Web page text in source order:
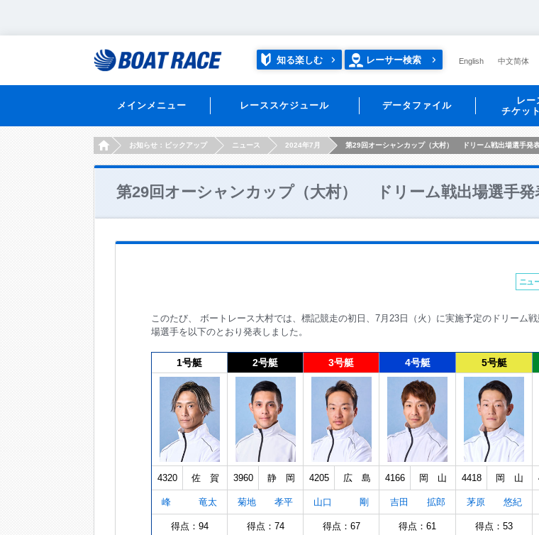
知る楽しむ レーサー検索 English 中文简体
メインメニュー レーススケジュール データファイル
レー
チケッ
HOMEお知らせ：ピックアップ ニュース 2024年7月 第29回オーシャンカップ（大村） ドリーム戦出場選手発
第29回オーシャンカップ（大村） ドリーム戦出場選手発
ニュ
このたび、 ボートレース大村では、標記競走の初日、7月23日（火）に実施予定のドリーム
場選手を以下のとおり発表しました。
1号艇 2号艇 3号艇 4号艇 5号艇
4320 佐 賀 3960 静 岡 4205 広 島 4166 岡 山 4418 岡 山
峰 竜太 菊地 孝平 山口 剛 吉田 拡郎 茅原 悠紀
得点：94 得点：74 得点：67 得点：61 得点：53